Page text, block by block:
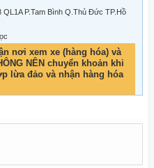
QL1A P.Tam Bình Q.Thủ Đức TP.Hồ
nơi xem xe (hàng hóa) và
NÊN chuyển khoản khi
lừa đảo và nhận hàng hóa